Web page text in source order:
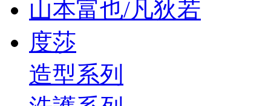
山本富也/凡狄若
度莎
造型系列